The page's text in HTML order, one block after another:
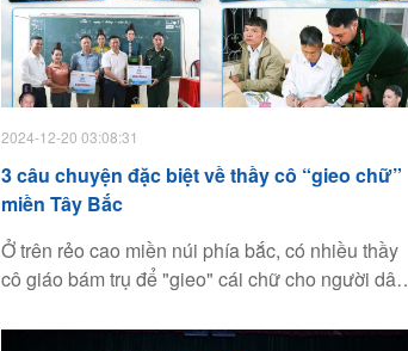
2024-12-20 03:08:31
3 câu chuyện đặc biệt về thầy cô “gieo chữ”
miền Tây Bắc
Ở trên rẻo cao miền núi phía bắc, có nhiều thầy
cô giáo bám trụ để "gieo" cái chữ cho người dân
nhận kiến thức để phát triển bản làng giàu đẹp.